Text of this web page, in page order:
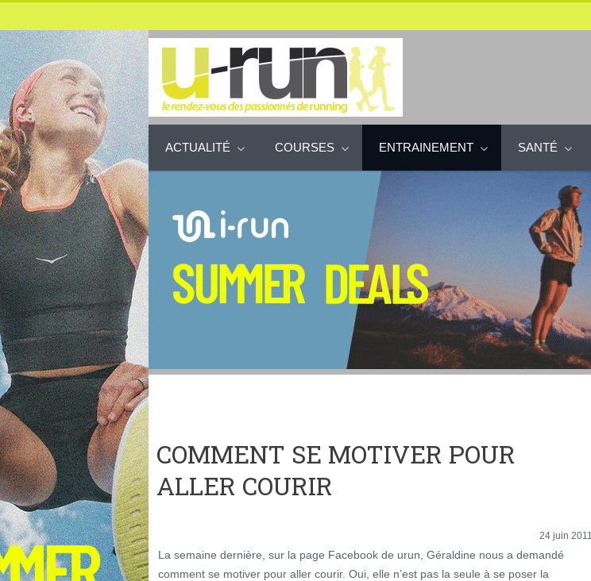
ACTUALITÉ COURSES ENTRAINEMENT SANTÉ
COMMENT SE MOTIVER POUR
ALLER COURIR
24 juin 2011
La semaine dernière, sur la page Facebook de urun, Géraldine nous a demandé
comment se motiver pour aller courir. Oui, elle n’est pas la seule à se poser la